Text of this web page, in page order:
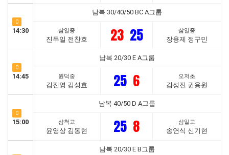
0
14:30
남복 30/40/50 BC A그룹
삼일중
진두일 전찬호 23 25 삼일중
장용제 정구민
0
14:45
남복 20/30 E A그룹
원덕중
김진영 김성효 25 6 오저초
김성진 권용원
0
15:00
남복 40/50 D A그룹
삼척고
윤영상 김동현 25 8 삼일고
송연식 신기현
남복 20/30 E B그룹